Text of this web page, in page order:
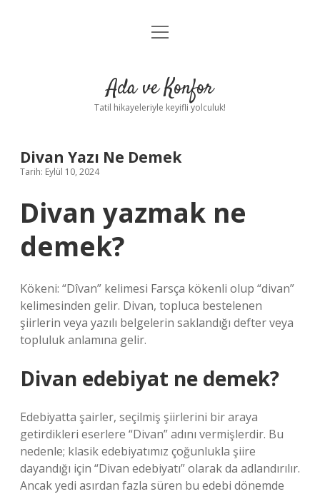
Anasayfa
Yasal Uyarı
menüyü
Ada ve Konfor
Tatil hikayeleriyle keyifli yolculuk!
Divan Yazı Ne Demek
Tarih: Eylül 10, 2024
Divan yazmak ne
demek?
Kökeni: “Dîvan” kelimesi Farsça kökenli olup “divan”
kelimesinden gelir. Divan, topluca bestelenen
şiirlerin veya yazılı belgelerin saklandığı defter veya
topluluk anlamına gelir.
Divan edebiyat ne demek?
Edebiyatta şairler, seçilmiş şiirlerini bir araya
getirdikleri eserlere “Divan” adını vermişlerdir. Bu
nedenle; klasik edebiyatımız çoğunlukla şiire
dayandığı için “Divan edebiyatı” olarak da adlandırılır.
Ancak yedi asırdan fazla süren bu edebi dönemde